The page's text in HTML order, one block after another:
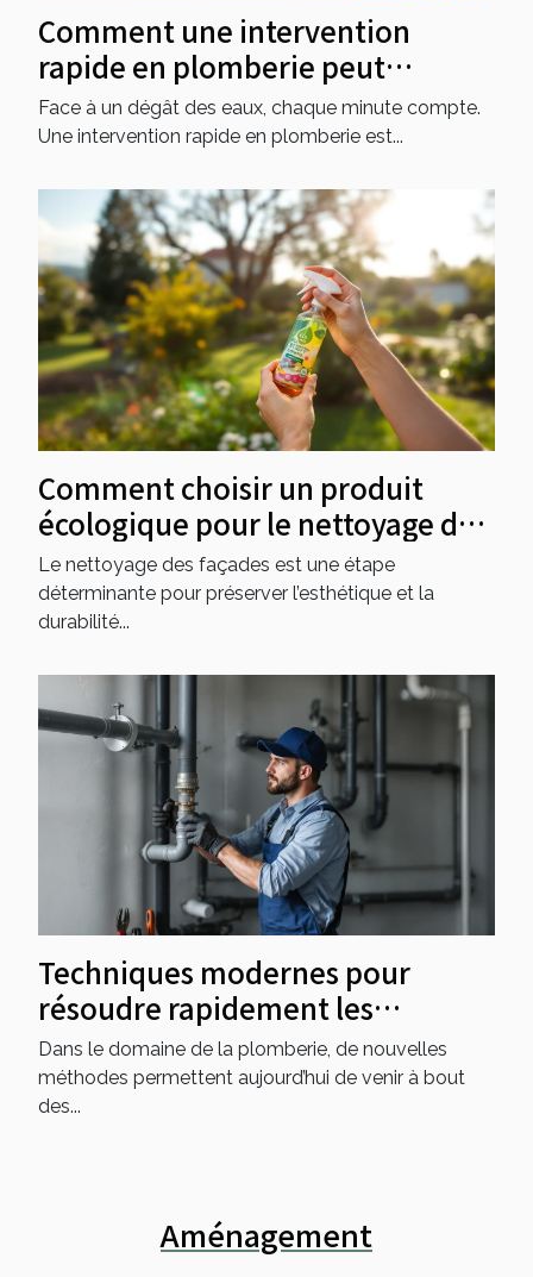
Comment une intervention
rapide en plomberie peut
sauvegarder votre maison ?
Face à un dégât des eaux, chaque minute compte.
Une intervention rapide en plomberie est...
Comment choisir un produit
écologique pour le nettoyage de
façades ?
Le nettoyage des façades est une étape
déterminante pour préserver l’esthétique et la
durabilité...
Techniques modernes pour
résoudre rapidement les
problèmes de plomberie
Dans le domaine de la plomberie, de nouvelles
méthodes permettent aujourd’hui de venir à bout
des...
Aménagement